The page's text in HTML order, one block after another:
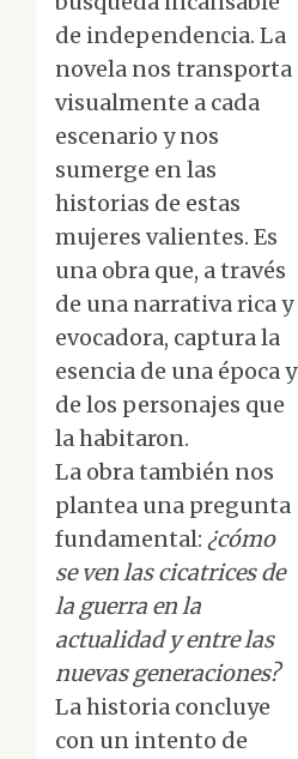
de independencia. La
novela nos transporta
visualmente a cada
escenario y nos
sumerge en las
historias de estas
mujeres valientes. Es
una obra que, a través
de una narrativa rica y
evocadora, captura la
esencia de una época y
de los personajes que
la habitaron.
La obra también nos
plantea una pregunta
fundamental: ¿cómo
se ven las cicatrices de
la guerra en la
actualidad y entre las
nuevas generaciones?
La historia concluye
con un intento de